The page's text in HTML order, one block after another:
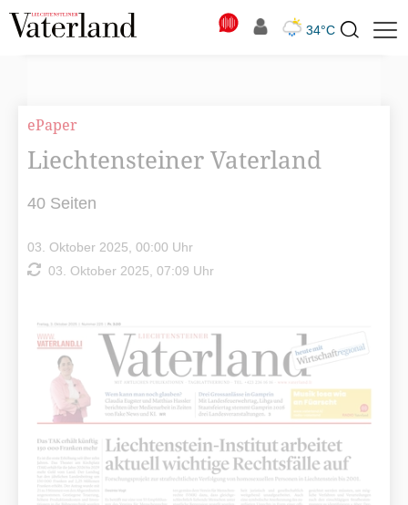
34°CSuchbegriff
ePaper
Liechtensteiner Vaterland
40 Seiten
03. Oktober 2025, 00:00 Uhr
03. Oktober 2025, 07:09 Uhr